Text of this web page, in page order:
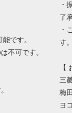
です。
不可です。
・
了
・
す。
【
三
梅
ヨ